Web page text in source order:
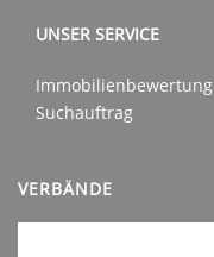
UNSER SERVICE
Immobilienbewertung
Suchauftrag
VERBÄNDE